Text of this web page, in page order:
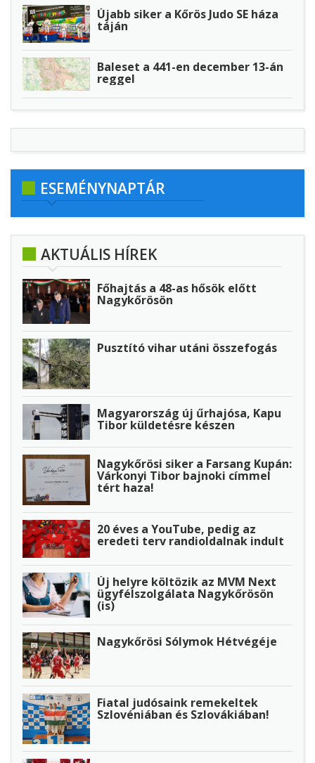
Újabb siker a Kőrös Judo SE háza
táján
Baleset a 441-en december 13-án
reggel
ESEMÉNYNAPTÁR
AKTUÁLIS HÍREK
Főhajtás a 48-as hősök előtt
Nagykőrösön
Pusztító vihar utáni összefogás
Magyarország új űrhajósa, Kapu
Tibor küldetésre készen
Nagykőrösi siker a Farsang Kupán:
Várkonyi Tibor bajnoki címmel
tért haza!
20 éves a YouTube, pedig az
eredeti terv randioldalnak indult
Új helyre költözik az MVM Next
ügyfélszolgálata Nagykőrösön
(is)
Nagykőrösi Sólymok Hétvégéje
Fiatal judósaink remekeltek
Szlovéniában és Szlovákiában!